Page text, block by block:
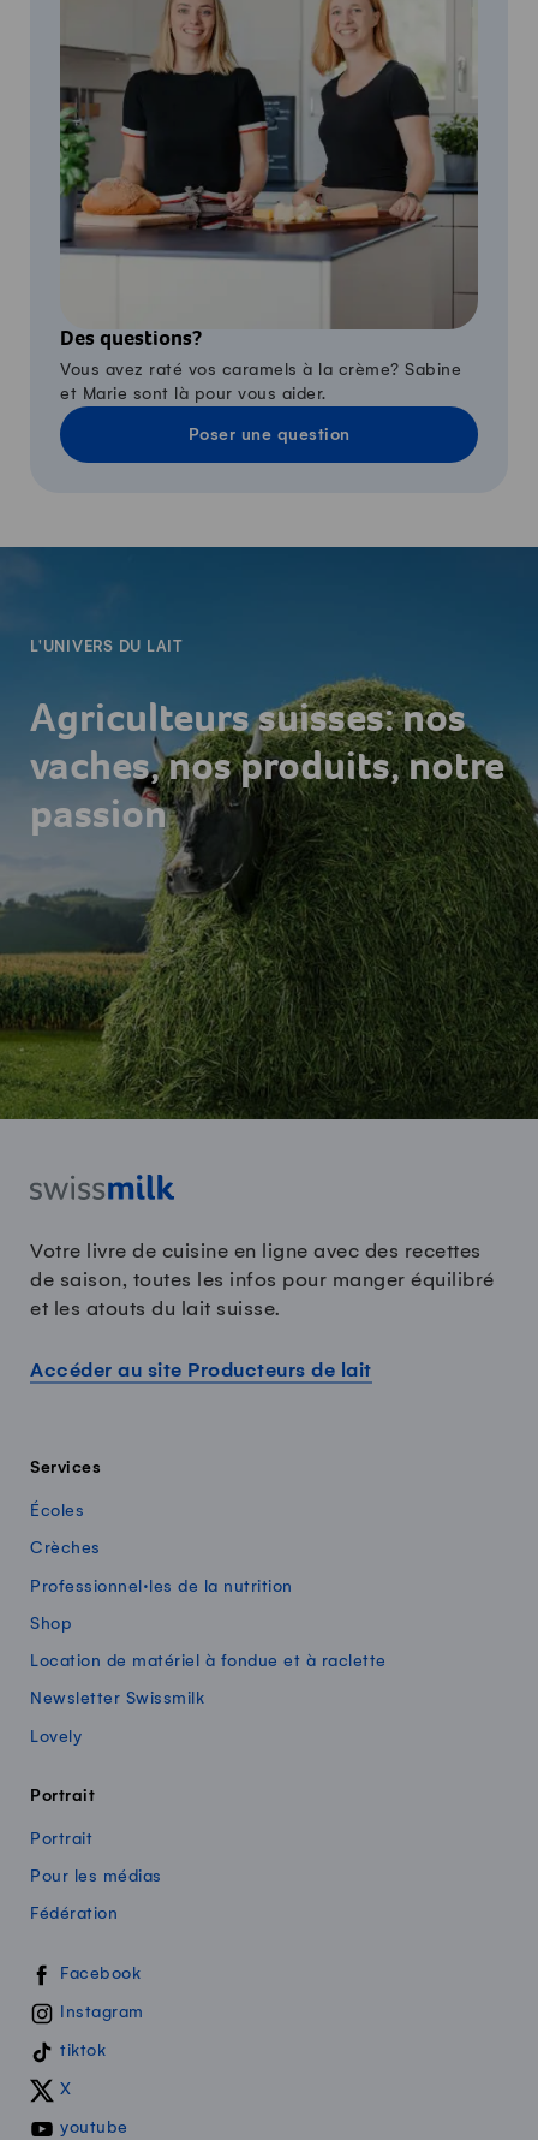
Des questions?
Vous avez raté vos caramels à la crème? Sabine
et Marie sont là pour vous aider.
Poser une question
L'UNIVERS DU LAIT
Agriculteurs suisses: nos
vaches, nos produits, notre
passion
Votre livre de cuisine en ligne avec des recettes
de saison, toutes les infos pour manger équilibré
et les atouts du lait suisse.
Accéder au site Producteurs de lait
Services
Écoles
Crèches
Professionnel·les de la nutrition
Shop
Location de matériel à fondue et à raclette
Newsletter Swissmilk
Lovely
Portrait
Portrait
Pour les médias
Fédération
Swissmilk sur les réseaux sociaux
Facebook
Instagram
tiktok
X
youtube